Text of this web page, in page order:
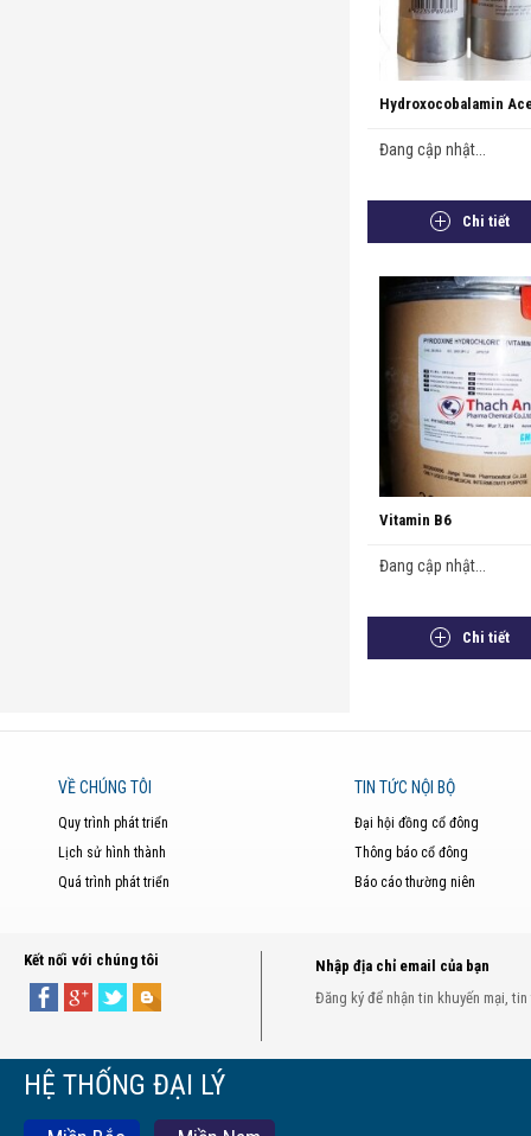
Hydroxocobalamin
Đang cập nhật...
Chi tiết
Vitamin B6
Đang cập nhật...
Chi tiết
VỀ CHÚNG TÔI
Quy trình phát triển
Lịch sử hình thành
Quá trình phát triển
TIN TỨC NỘI BỘ
Đại hội đồng cổ đông
Thông báo cổ đông
Báo cáo thường niên
Kết nối với chúng tôi
Nhập địa chỉ email của bạn
Đăng ký để nhận tin khuyến mại,
HỆ THỐNG ĐẠI LÝ